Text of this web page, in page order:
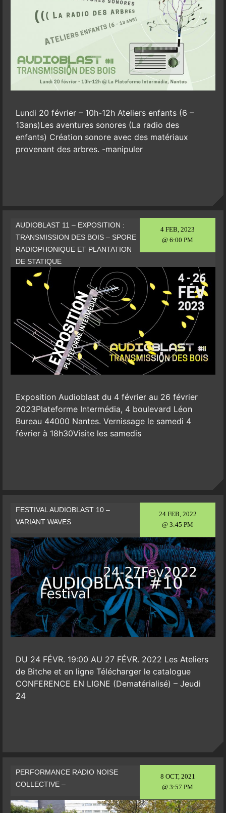
Lundi 20 février – 10h-12h Ateliers enfants (6 –
13ans)Les aventures sonores (La radio des
enfants) Création sonore avec des matériaux
provenant des arbres. -manipuler
4 FEB, 2023
@ 6:00 PM
AUDIOBLAST 11 – EXPOSITION :
TRANSMISSION DES BOIS – SPORE
RADIOPHONIQUE ET PLANTATION
DE STATIQUE
Exposition Audioblast du 4 février au 26 février
2023Plateforme Intermédia, 4 boulevard Léon
Bureau 44000 Nantes. Vernissage le samedi 4
février à 18h30Visite les samedis
24 FEB, 2022
@ 3:45 PM
FESTIVAL AUDIOBLAST 10 –
VARIANT WAVES
DU 24 FÉVR. 19:00 AU 27 FÉVR. 2022 Les Ateliers
de Bitche et en ligne Télécharger le catalogue
CONFERENCE EN LIGNE (Dematérialisé) – Jeudi
24
8 OCT, 2021
@ 3:57 PM
PERFORMANCE RADIO NOISE
COLLECTIVE –